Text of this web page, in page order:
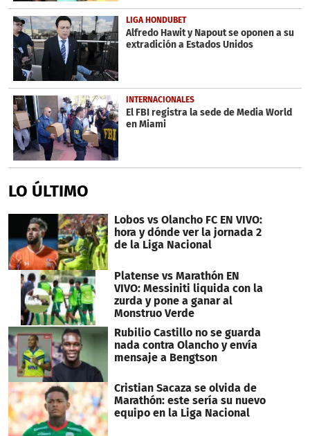
LIGA HONDUBET
Alfredo Hawit y Napout se oponen a su
extradición a Estados Unidos
INTERNACIONALES
El FBI registra la sede de Media World
en Miami
LO ÚLTIMO
Lobos vs Olancho FC EN VIVO:
hora y dónde ver la jornada 2
de la Liga Nacional
Platense vs Marathón EN
VIVO: Messiniti liquida con la
zurda y pone a ganar al
Monstruo Verde
Rubilio Castillo no se guarda
nada contra Olancho y envía
mensaje a Bengtson
Cristian Sacaza se olvida de
Marathón: este sería su nuevo
equipo en la Liga Nacional